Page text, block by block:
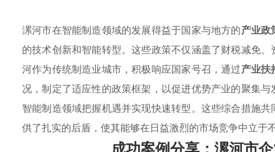
漯河市在智能制造领域的发展得益于国家与地方的产业政
的技术创新和智能转型。这些政策不仅涵盖了财税减免
河作为传统制造业城市，积极响应国家号召，通过产业扶
况，制定了适应性的政策框架，以促进优势产业的聚集
智能制造领域把握机遇并实现快速转型。这些综合措施
供了扎实的后盾，使其能够在日益激烈的市场竞争中立于